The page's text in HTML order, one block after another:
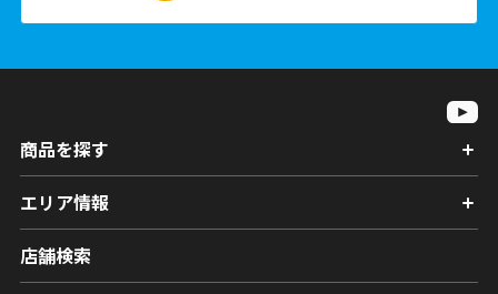
商品を探す
エリア情報
店舗検索